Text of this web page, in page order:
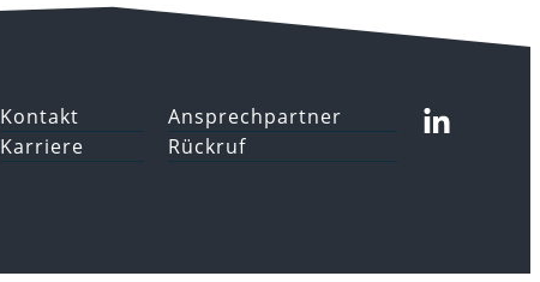
Kontakt
Karriere
Ansprechpartner
Rückruf